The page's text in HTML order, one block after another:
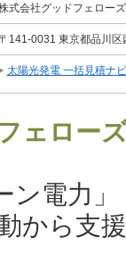
式会社グッドフェローズ
141-0031 東京都品川
太陽光発電 一括見積ナ
ェロー
ン電力
から支